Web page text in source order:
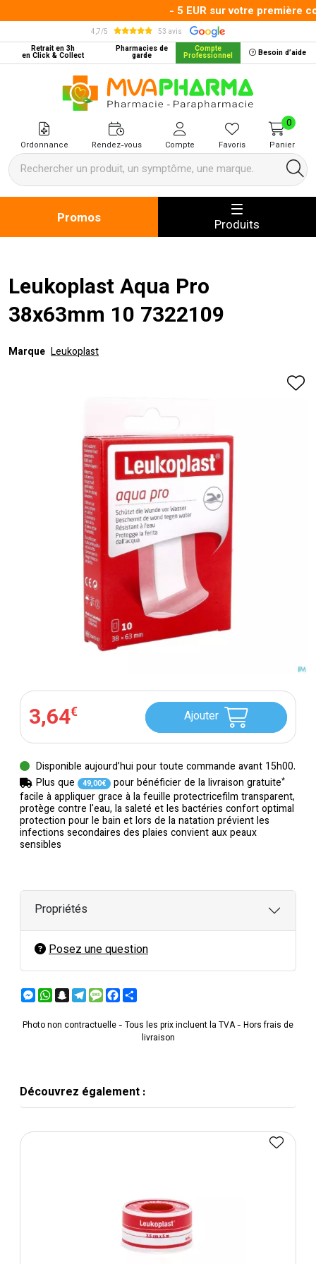
- 5 EUR sur votre première
4,7/5
53 avis
Retrait en 3h
en Click & Collect
Pharmacies de
garde
Compte
Professionnel Besoin d’aide
MVA Pharma Votre pharmacie
Ordonnance Rendez-vous Compte Favoris Panier
0
Promos Produits
Leukoplast Aqua Pro
38x63mm 10 7322109
Marque Leukoplast
facile à appliquer grace à la feuille protectricefilm transparent,
protège contre l'eau, la saleté et les bactéries confort optimal
protection pour le bain et lors de la natation prévient les
infections secondaires des plaies convient aux peaux
sensibles
3,64€ Ajouter
Disponible aujourd’hui pour toute commande avant 15h00.
Plus que
49,00€ pour bénéficier de la livraison gratuite*
Propriétés
Posez une question
Messenger
WhatsApp
Snapchat
Telegram
MessageFacebook
Photo non contractuelle - Tous les prix incluent la TVA - Hors frais de
livraison
Découvrez également :